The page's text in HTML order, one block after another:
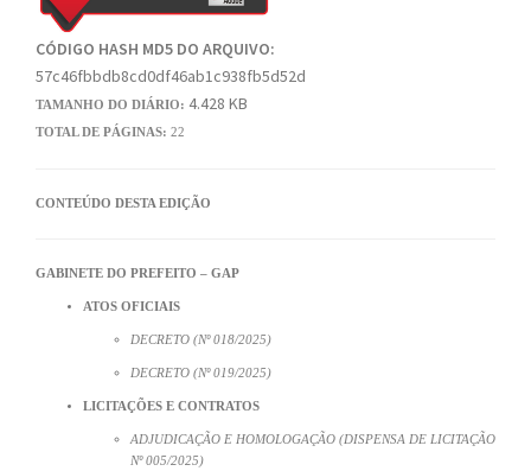
CÓDIGO HASH MD5 DO ARQUIVO:
57c46fbbdb8cd0df46ab1c938fb5d52d
TAMANHO DO DIÁRIO: 4.428 KB
TOTAL DE PÁGINAS: 22
CONTEÚDO DESTA EDIÇÃO
GABINETE DO PREFEITO – GAP
ATOS OFICIAIS
DECRETO (Nº 018/2025)
DECRETO (Nº 019/2025)
LICITAÇÕES E CONTRATOS
ADJUDICAÇÃO E HOMOLOGAÇÃO (DISPENSA DE LICITAÇÃO
Nº 005/2025)